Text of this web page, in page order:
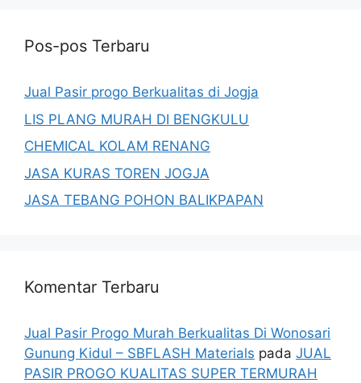
Pos-pos Terbaru
Jual Pasir progo Berkualitas di Jogja
LIS PLANG MURAH DI BENGKULU
CHEMICAL KOLAM RENANG
JASA KURAS TOREN JOGJA
JASA TEBANG POHON BALIKPAPAN
Komentar Terbaru
Jual Pasir Progo Murah Berkualitas Di Wonosari
Gunung Kidul – SBFLASH Materials pada JUAL
PASIR PROGO KUALITAS SUPER TERMURAH